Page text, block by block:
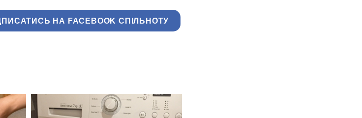
НА FACEBOOK СПІЛЬНОТУ